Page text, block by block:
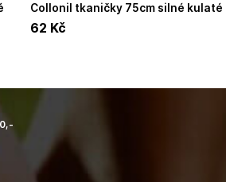
Collonil tkaničky 75cm silné kulaté
62 Kč